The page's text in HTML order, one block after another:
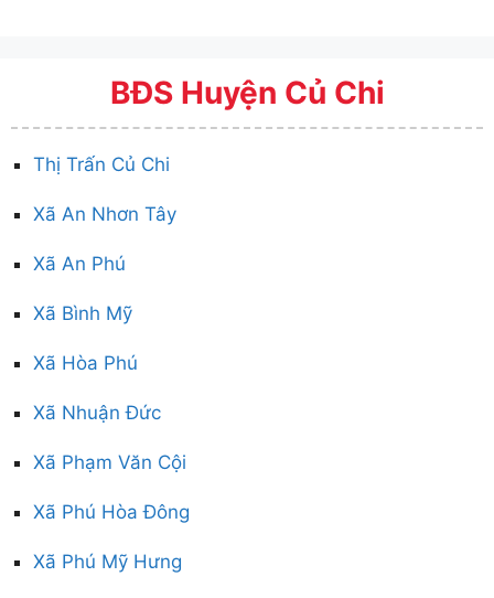
BĐS Huyện Củ Chi
Thị Trấn Củ Chi
Xã An Nhơn Tây
Xã An Phú
Xã Bình Mỹ
Xã Hòa Phú
Xã Nhuận Đức
Xã Phạm Văn Cội
Xã Phú Hòa Đông
Xã Phú Mỹ Hưng